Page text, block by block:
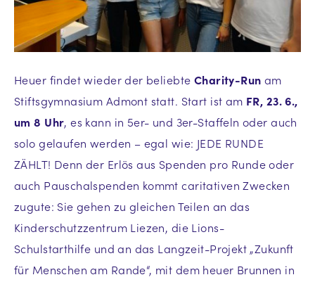
Heuer findet wieder der beliebte Charity-Run am
Stiftsgymnasium Admont statt. Start ist am FR, 23. 6.,
um 8 Uhr, es kann in 5er- und 3er-Staffeln oder auch
solo gelaufen werden – egal wie: JEDE RUNDE
ZÄHLT! Denn der Erlös aus Spenden pro Runde oder
auch Pauschalspenden kommt caritativen Zwecken
zugute: Sie gehen zu gleichen Teilen an das
Kinderschutzzentrum Liezen, die Lions-
Schulstarthilfe und an das Langzeit-Projekt „Zukunft
für Menschen am Rande“, mit dem heuer Brunnen in